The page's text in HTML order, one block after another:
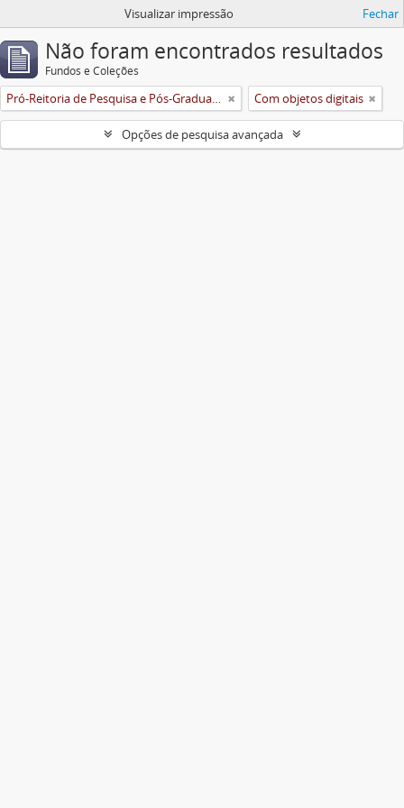
Visualizar impressão Fechar
Não foram encontrados resultados
Fundos e Coleções
Pró-Reitoria de Pesquisa e Pós-Graduação Com objetos digitais
Opções de pesquisa avançada